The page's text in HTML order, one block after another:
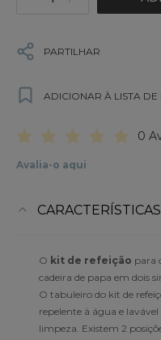
PARTILHAR
ADICIONAR À LISTA DE
0
Avalia-o aqui
CARACTERÍSTICAS
O kit de refeição para
cadeira de papa em dois
O tabuleiro do kit de
repelente à água e
limpeza. Existem 2